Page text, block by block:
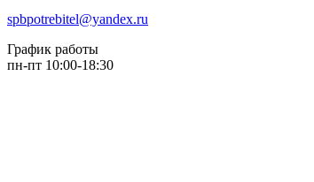
spbpotrebitel@yandex.ru
График работы
пн-пт 10:00-18:30